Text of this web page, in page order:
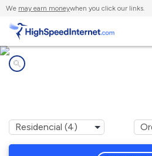
We may earn moneywhen you click our links.